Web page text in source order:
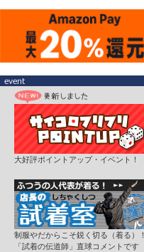
大好評ポイントアップ・イベント！
制服やだからこそ鋭く切る（着る）！
「試着の伝道師」直球コメントです